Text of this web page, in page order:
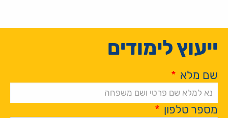
ייעוץ לימודים
שם מלא *
מספר טלפון *